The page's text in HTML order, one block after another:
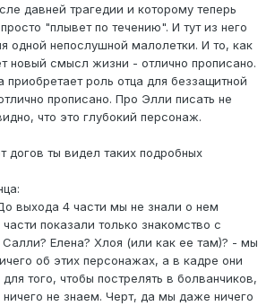
давней трагедии и которому теперь
"плывет по течению". И тут из него
одной непослушной малолетки. И то, как
новый смысл жизни - отлично прописано.
приобретает роль отца для беззащитной
прописано. Про Элли писать не
что это глубокий персонаж.
догов ты видел таких подробных
выхода 4 части мы не знали о нем
показали только знакомство с
Елена? Хлоя (или как ее там)? - мы
об этих персонажах, а в кадре они
того, чтобы пострелять в болванчиков,
не знаем. Черт, да мы даже ничего